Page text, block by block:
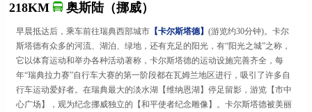
218KM
奥斯陆（挪威）
早晨抵达后， 乘车前往瑞典西部城市 【卡尔斯塔德】 (游览约30分钟)。卡尔
斯塔德有众多的河流、湖泊、绿地，还有充足的阳光，有“阳光之城”之称，
它以体育运动和举办各种活动著称，卡尔斯塔德的运动设施完善齐全，每
年“瑞典拉力赛”自行车大赛的第一阶段都在瓦姆兰地区进行，吸引了许多自
行车运动爱好者。在瑞典最大的淡水湖【维纳恩湖】停足留影，游览【市中
心广场】，观为纪念挪威独立的【和平使者纪念雕像】。卡尔斯塔德被美丽